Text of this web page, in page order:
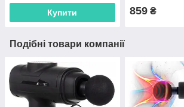
Купити 859₴
Подібні товари компанії